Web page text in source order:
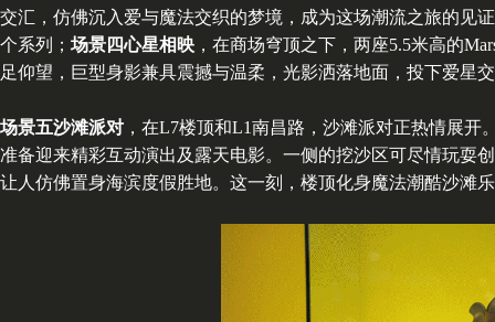
交汇，仿佛沉入爱与魔法交织的梦境，成为这场潮流之旅的见
个系列； 场景四心星相映 ，在商场穹顶之下，两座5.5米高的
足仰望，巨型身影兼具震撼与温柔，光影洒落地面，投下爱星
场景五沙滩派对 ，在L7楼顶和L1南昌路，沙滩派对正热情展
准备迎来精彩互动演出及露天电影。一侧的挖沙区可尽情玩耍
让人仿佛置身海滨度假胜地。这一刻，楼顶化身魔法潮酷沙滩